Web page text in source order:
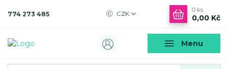
Menu
CZK
774 273 485
0 ks
0,00 Kč